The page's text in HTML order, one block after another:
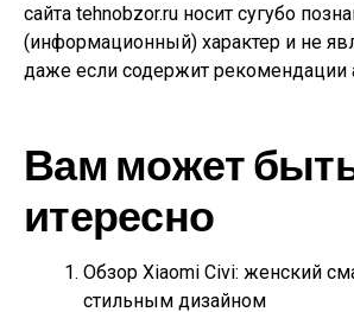
сайта tehnobzor.ru носит сугубо
(информационный) характер и не
даже если содержит рекомендации
Вам может
итересно
Обзор Xiaomi Civi: женский
стильным дизайном